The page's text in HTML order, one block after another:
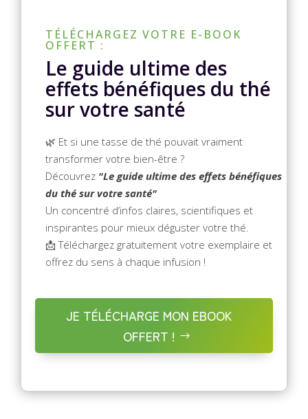
TÉLÉCHARGEZ VOTRE E-BOOK
OFFERT :
Le guide ultime des
effets bénéfiques du thé
sur votre santé
🌿 Et si une tasse de thé pouvait vraiment
transformer votre bien-être ?
Découvrez "Le guide ultime des effets bénéfiques
du thé sur votre santé"
Un concentré d’infos claires, scientifiques et
inspirantes pour mieux déguster votre thé.
📩 Téléchargez gratuitement votre exemplaire et
offrez du sens à chaque infusion !
JE TÉLÉCHARGE MON EBOOK
OFFERT !